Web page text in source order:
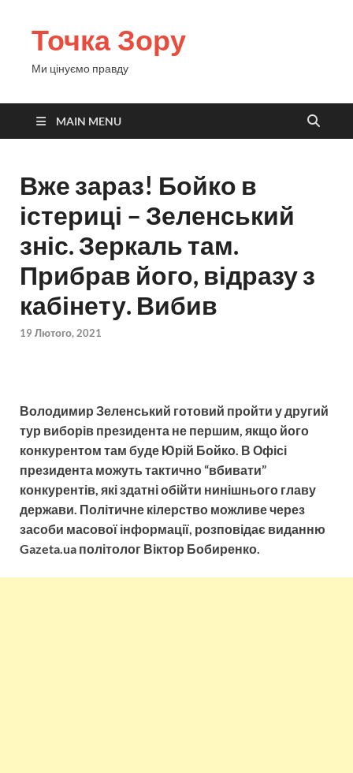
Точка Зору
Ми цінуємо правду
MAIN MENU
Вже зараз! Бойко в
істериці – Зеленський
зніс. Зеркаль там.
Прибрав його, відразу з
кабінету. Вибив
19 Лютого, 2021
Володимир Зеленський готовий пройти у другий
тур виборів президента не першим, якщо його
конкурентом там буде Юрій Бойко. В Офісі
президента можуть тактично “вбивати”
конкурентів, які здатні обійти нинішнього главу
держави. Політичне кілерство можливе через
засоби масової інформації, розповідає виданню
Gazeta.ua політолог Віктор Бобиренко.